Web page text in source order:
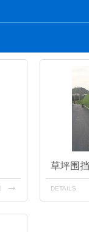
草坪围
DETAILS